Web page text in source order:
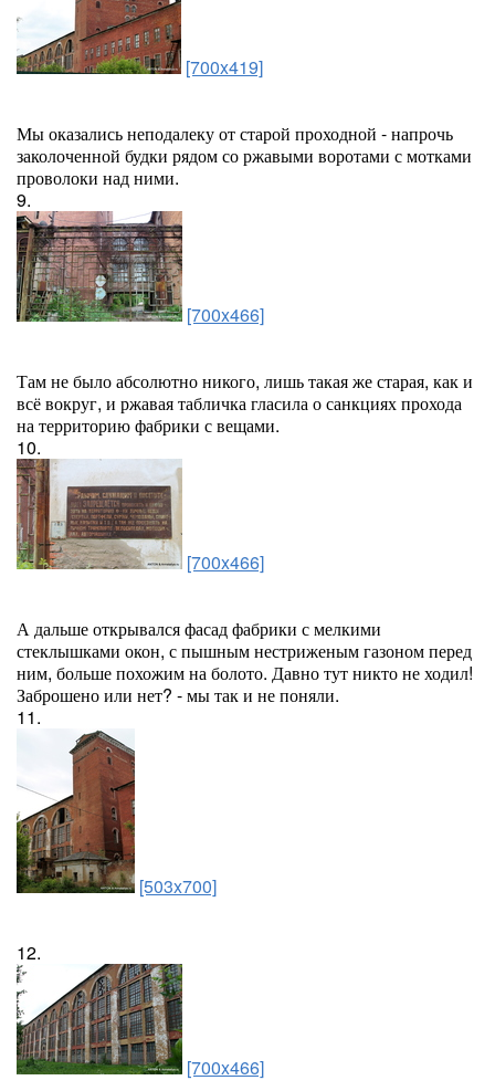
[700x419]
Мы оказались неподалеку от старой проходной - напрочь
заколоченной будки рядом со ржавыми воротами с мотками
проволоки над ними.
9.
[700x466]
Там не было абсолютно никого, лишь такая же старая, как и
всё вокруг, и ржавая табличка гласила о санкциях прохода
на территорию фабрики с вещами.
10.
[700x466]
А дальше открывался фасад фабрики с мелкими
стеклышками окон, с пышным нестриженым газоном перед
ним, больше похожим на болото. Давно тут никто не ходил!
Заброшено или нет? - мы так и не поняли.
11.
[503x700]
12.
[700x466]